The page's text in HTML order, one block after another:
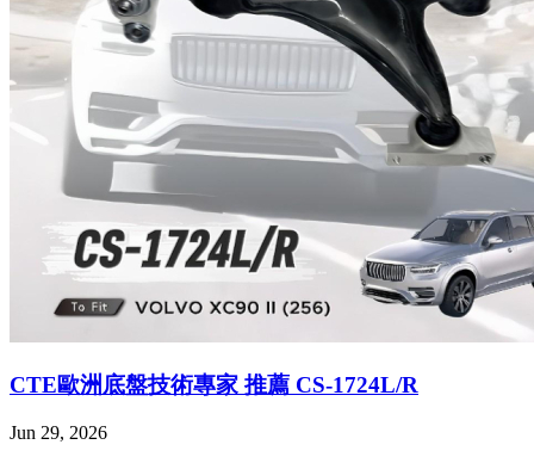
CTE歐洲底盤技術專家 推薦 CS-1724L/R
Jun 29, 2026